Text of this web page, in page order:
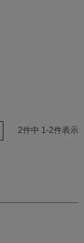
2件中 1-2件表示